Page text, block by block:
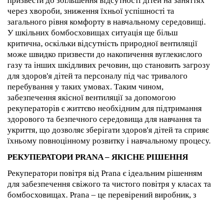
через хвороби, зниження їхньої успішності та
загального рівня комфорту в навчальному середовищі.
У шкільних бомбосховищах ситуація ще більш
критична, оскільки відсутність природної вентиляції
може швидко призвести до накопичення вуглекислого
газу та інших шкідливих речовин, що становить загрозу
для здоров'я дітей та персоналу під час тривалого
перебування у таких умовах. Таким чином,
забезпечення якісної вентиляції за допомогою
рекуператорів є життєво необхідним для підтримання
здорового та безпечного середовища для навчання та
укриття, що дозволяє зберігати здоров'я дітей та сприяє
їхньому повноцінному розвитку і навчальному процесу.
РЕКУПЕРАТОРИ PRANA – ЯКІСНЕ РІШЕННЯ
Рекуператори повітря від Prana є ідеальним рішенням
для забезпечення свіжого та чистого повітря у класах та
бомбосховищах. Prana – це перевірений виробник, з